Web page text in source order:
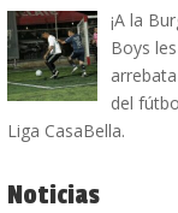
¡A la
Boys les
del
Liga CasaBella.
Noticias